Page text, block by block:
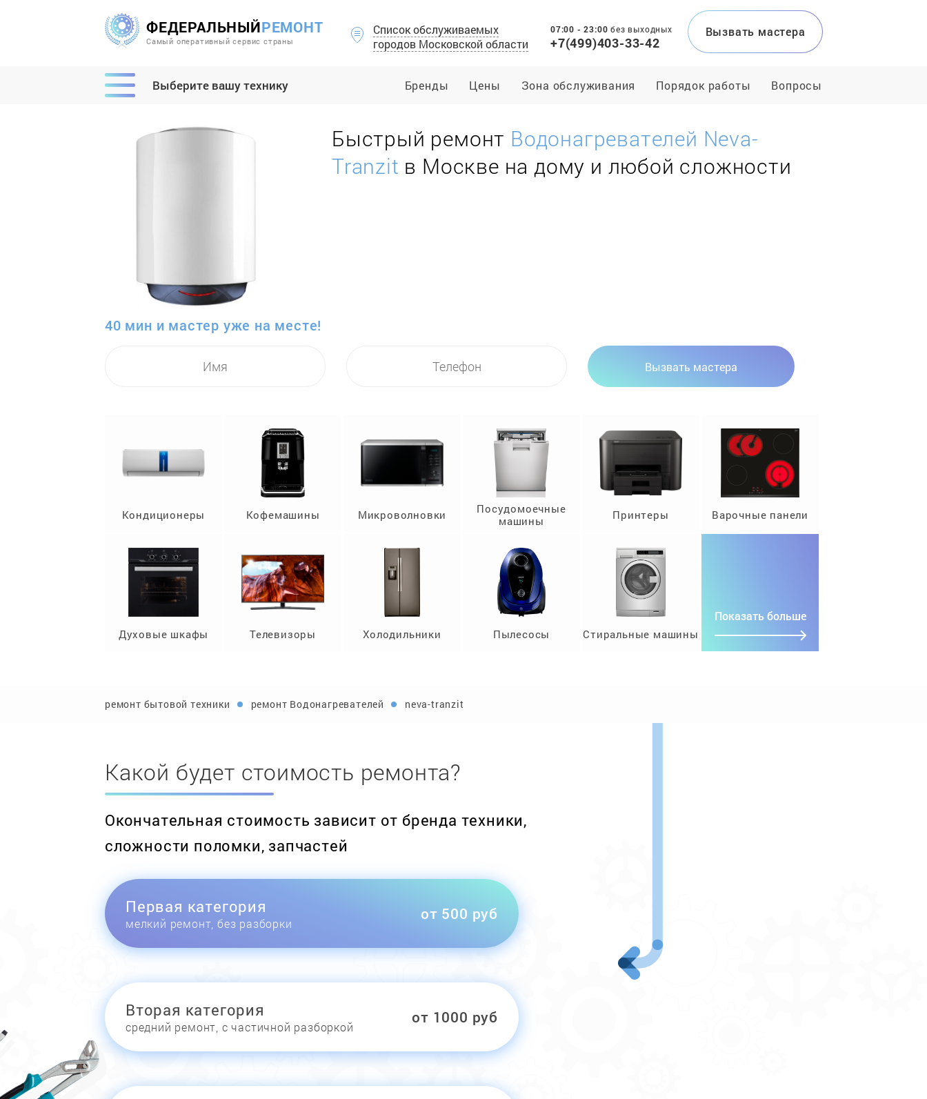
ФЕДЕРАЛЬНЫЙРЕМОНТ
Самый оперативный сервис страны
Список обслуживаемых
городов Московской области
07:00 - 23:00без выходных
+7(499)403-33-42
Вызвать мастера
Выберите вашу технику Бренды Цены Зона обслуживания Порядок работы Вопросы
Быстрый ремонт Водонагревателей Neva-
Tranzit в Москве на дому и любой сложности
40 мин и мастер уже на месте!
Вызвать мастера
Кондиционеры Кофемашины Микроволновки
Посудомоечные
машины
Принтеры Варочные панели
Духовые шкафы Телевизоры Холодильники Пылесосы Стиральные машины
Показать больше
ремонт бытовой техники ремонт Водонагревателей neva-tranzit
Какой будет стоимость ремонта?
Окончательная стоимость зависит от бренда техники,
сложности поломки, запчастей
Первая категория
мелкий ремонт, без разборки
от 500 руб
Вторая категория
средний ремонт, с частичной разборкой
от 1000 руб